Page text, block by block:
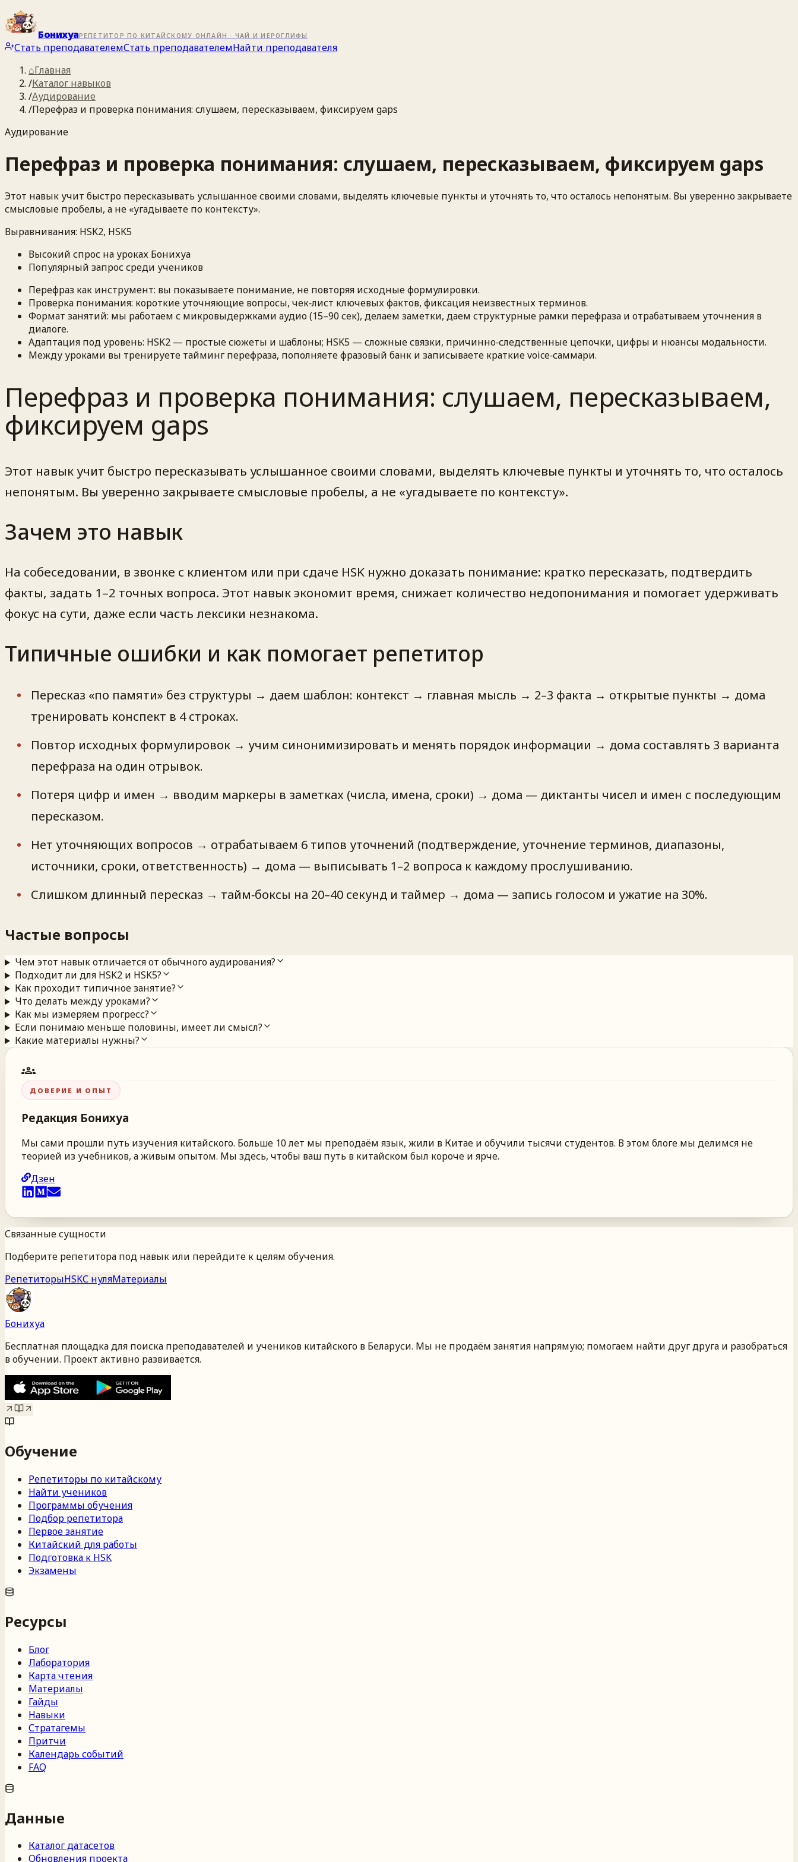
БонихуаРЕПЕТИТОР ПО КИТАЙСКОМУ ОНЛАЙН · ЧАЙ И ИЕРОГЛИФЫ
Стать преподавателемСтать преподавателемНайти преподавателя
⌂Главная
/Каталог навыков
/Аудирование
/Перефраз и проверка понимания: слушаем, пересказываем, фиксируем gaps
Аудирование
Перефраз и проверка понимания: слушаем, пересказываем, фиксируем gaps
Этот навык учит быстро пересказывать услышанное своими словами, выделять ключевые пункты и уточнять то, что осталось непонятым. Вы уверенно закрываете
смысловые пробелы, а не «угадываете по контексту».
Выравнивания: HSK2, HSK5
Высокий спрос на уроках Бонихуа
Популярный запрос среди учеников
Перефраз как инструмент: вы показываете понимание, не повторяя исходные формулировки.
Проверка понимания: короткие уточняющие вопросы, чек‑лист ключевых фактов, фиксация неизвестных терминов.
Формат занятий: мы работаем с микровыдержками аудио (15–90 сек), делаем заметки, даем структурные рамки перефраза и отрабатываем уточнения в
диалоге.
Адаптация под уровень: HSK2 — простые сюжеты и шаблоны; HSK5 — сложные связки, причинно‑следственные цепочки, цифры и нюансы модальности.
Между уроками вы тренируете тайминг перефраза, пополняете фразовый банк и записываете краткие voice‑саммари.
Перефраз и проверка понимания: слушаем, пересказываем,
фиксируем gaps
Этот навык учит быстро пересказывать услышанное своими словами, выделять ключевые пункты и уточнять то, что осталось
непонятым. Вы уверенно закрываете смысловые пробелы, а не «угадываете по контексту».
Зачем это навык
На собеседовании, в звонке с клиентом или при сдаче HSK нужно доказать понимание: кратко пересказать, подтвердить
факты, задать 1–2 точных вопроса. Этот навык экономит время, снижает количество недопонимания и помогает удерживать
фокус на сути, даже если часть лексики незнакома.
Типичные ошибки и как помогает репетитор
Пересказ «по памяти» без структуры → даем шаблон: контекст → главная мысль → 2–3 факта → открытые пункты → дома
тренировать конспект в 4 строках.
Повтор исходных формулировок → учим синонимизировать и менять порядок информации → дома составлять 3 варианта
перефраза на один отрывок.
Потеря цифр и имен → вводим маркеры в заметках (числа, имена, сроки) → дома — диктанты чисел и имен с последующим
пересказом.
Нет уточняющих вопросов → отрабатываем 6 типов уточнений (подтверждение, уточнение терминов, диапазоны,
источники, сроки, ответственность) → дома — выписывать 1–2 вопроса к каждому прослушиванию.
Слишком длинный пересказ → тайм‑боксы на 20–40 секунд и таймер → дома — запись голосом и ужатие на 30%.
Частые вопросы
Чем этот навык отличается от обычного аудирования?
Подходит ли для HSK2 и HSK5?
Как проходит типичное занятие?
Что делать между уроками?
Как мы измеряем прогресс?
Если понимаю меньше половины, имеет ли смысл?
Какие материалы нужны?
groups
ДОВЕРИЕ И ОПЫТ
Редакция Бонихуа
Мы сами прошли путь изучения китайского. Больше 10 лет мы преподаём язык, жили в Китае и обучили тысячи студентов. В этом блоге мы делимся не
теорией из учебников, а живым опытом. Мы здесь, чтобы ваш путь в китайском был короче и ярче.
Дзен
Связанные сущности
Подберите репетитора под навык или перейдите к целям обучения.
РепетиторыHSKС нуляМатериалы
Бонихуа
Бесплатная площадка для поиска преподавателей и учеников китайского в Беларуси. Мы не продаём занятия напрямую; помогаем найти друг друга и разобраться
в обучении. Проект активно развивается.
Обучение
Репетиторы по китайскому
Найти учеников
Программы обучения
Подбор репетитора
Первое занятие
Китайский для работы
Подготовка к HSK
Экзамены
Ресурсы
Блог
Лаборатория
Карта чтения
Материалы
Гайды
Навыки
Стратагемы
Притчи
Календарь событий
FAQ
Данные
Каталог датасетов
Обновления проекта